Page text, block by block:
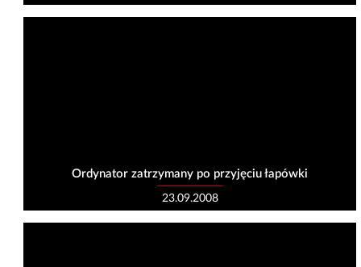
Ordynator zatrzymany po przyjęciu łapówki
23.09.2008